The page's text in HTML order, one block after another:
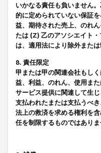
いかなる責任も負いません
的に定められていない保証
益、期待された売上、のれ
たは (Z) 乙のアソシエイト
は、適用法により除外また
8. 責任限定
甲または甲の関連会社もし
益、利益、のれん、使用ま
サービス提供に関連して生
支払われたまたは支払うべ
法上の救済を求める権利を
任を制限するものではありま